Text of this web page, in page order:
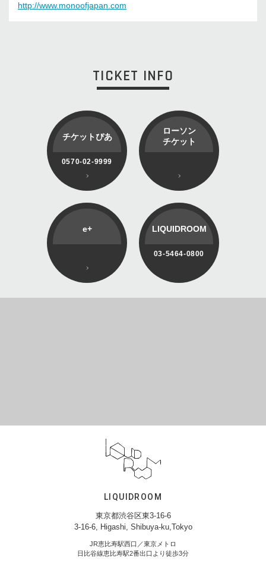
http://www.monoofjapan.com
TICKET INFO
チケットぴあ
0570-02-9999
ローソン
チケット
e+ LIQUIDROOM
03-5464-0800
LIQUIDROOM
東京都渋谷区東3-16-6
3-16-6, Higashi, Shibuya-ku,Tokyo
JR恵比寿駅西口／東京メトロ
日比谷線恵比寿駅2番出口より徒歩3分